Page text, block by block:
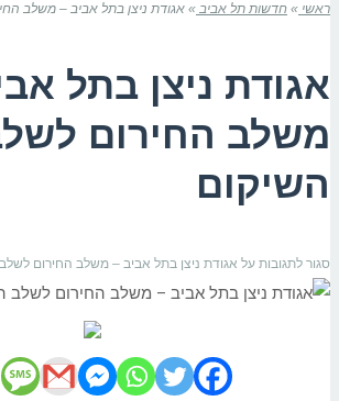
ראשי » חדשות תל אביב » אגודת ניצן בתל אביב – משלב
אגודת ניצן בתל
משלב החירום
השיקום
סגור לתגובות על אגודת ניצן בתל אביב – משלב החירום